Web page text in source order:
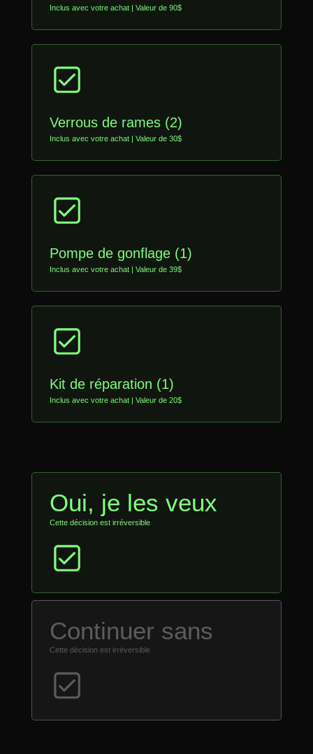
Inclus avec votre achat | Valeur de 90$
Verrous de rames (2)
Inclus avec votre achat | Valeur de 30$
Pompe de gonflage (1)
Inclus avec votre achat | Valeur de 39$
Kit de réparation (1)
Inclus avec votre achat | Valeur de 20$
Continuer sans
Cette décision est irréversible
Oui, je les veux
Cette décision est irréversible